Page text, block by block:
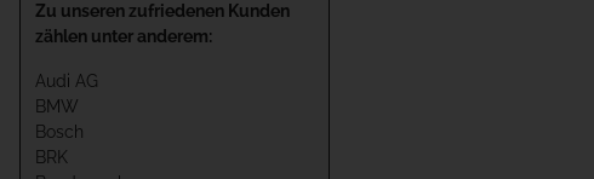
Zu unseren zufriedenen Kunden
zählen unter anderem:
Audi AG
BMW
Bosch
BRK